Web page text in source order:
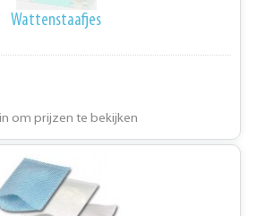
Wattenstaafjes
om prijzen te bekijken